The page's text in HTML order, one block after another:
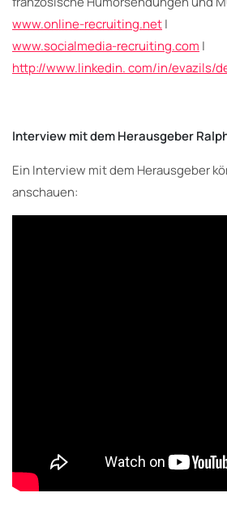
www.online-recruiting.net|
www.socialmedia-recruiting.com |
http://www.linkedin. com/in/evazils/
Interview mit dem Herausgeber
Ein Interview mit dem Herausgeber
anschauen: